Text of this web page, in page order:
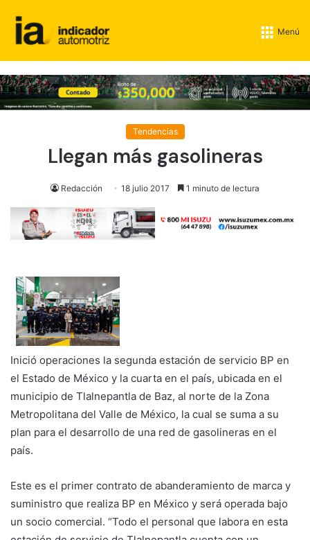
Menú
Tendencias
Llegan más gasolineras
Redacción 18 julio 2017 1 minuto de lectura
Inició operaciones la segunda estación de servicio BP en
el Estado de México y la cuarta en el país, ubicada en el
municipio de Tlalnepantla de Baz, al norte de la Zona
Metropolitana del Valle de México, la cual se suma a su
plan para el desarrollo de una red de gasolineras en el
país.
Este es el primer contrato de abanderamiento de marca y
suministro que realiza BP en México y será operada bajo
un socio comercial. “Todo el personal que labora en esta